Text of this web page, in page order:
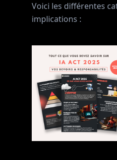
Voici les différentes
implications :